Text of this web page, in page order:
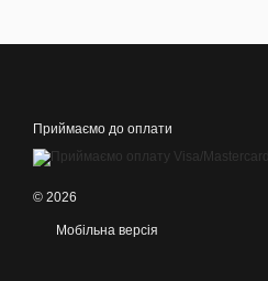
Приймаємо до оплати
© 2026
Мобільна версія